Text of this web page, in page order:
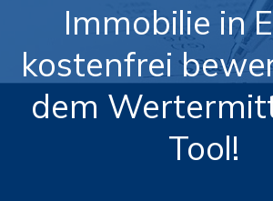
Immobilie in
kostenfrei
dem
Tool!